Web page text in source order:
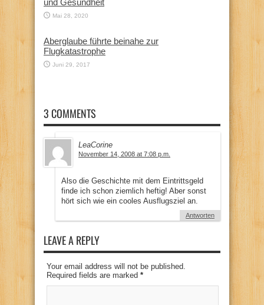
Mai 28, 2020
Aberglaube führte beinahe zur
Flugkatastrophe
Juni 29, 2017
3 COMMENTS
LeaCorine
November 14, 2008 at 7:08 p.m.
Also die Geschichte mit dem Eintrittsgeld
finde ich schon ziemlich heftig! Aber sonst
hört sich wie ein cooles Ausflugsziel an.
Antworten
LEAVE A REPLY
Your email address will not be published.
Required fields are marked *